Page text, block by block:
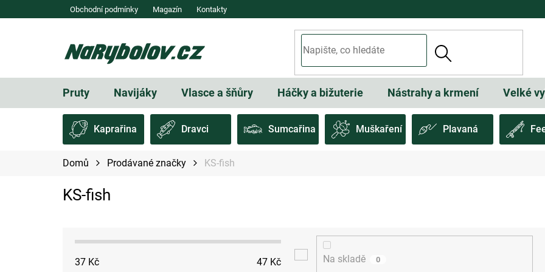
na
Obchodní podmínky Magazín Kontakty
Pruty Navijáky Vlasce a šňůry Háčky a bižuterie Nástrahy a krmení Velké
Kaprařina Dravci Sumcařina Muškaření Plavaná
Domů Prodávané značky KS-fish
KS-fish
37 Kč 47 Kč Na skladě 0